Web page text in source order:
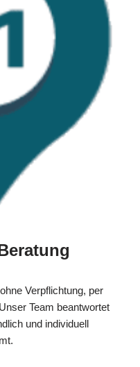
Verpflichtung, per
Team beantwortet
und individuell